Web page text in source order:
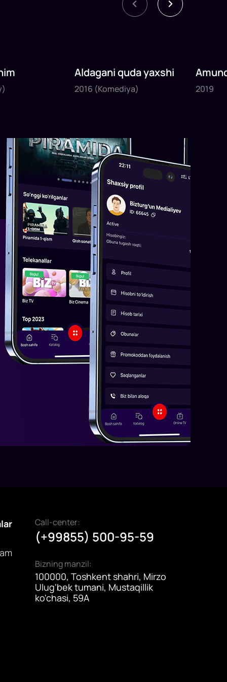
2016
1x82daq.
Aldagani quda yaxshi
2016 (Komediya)
2019
1x120
2019
Call-center:
(+99855) 500-95-59
Bizning manzil:
100000, Toshkent shahri, Mirzo
Ulug'bek tumani, Mustaqillik
ko'chasi, 59A